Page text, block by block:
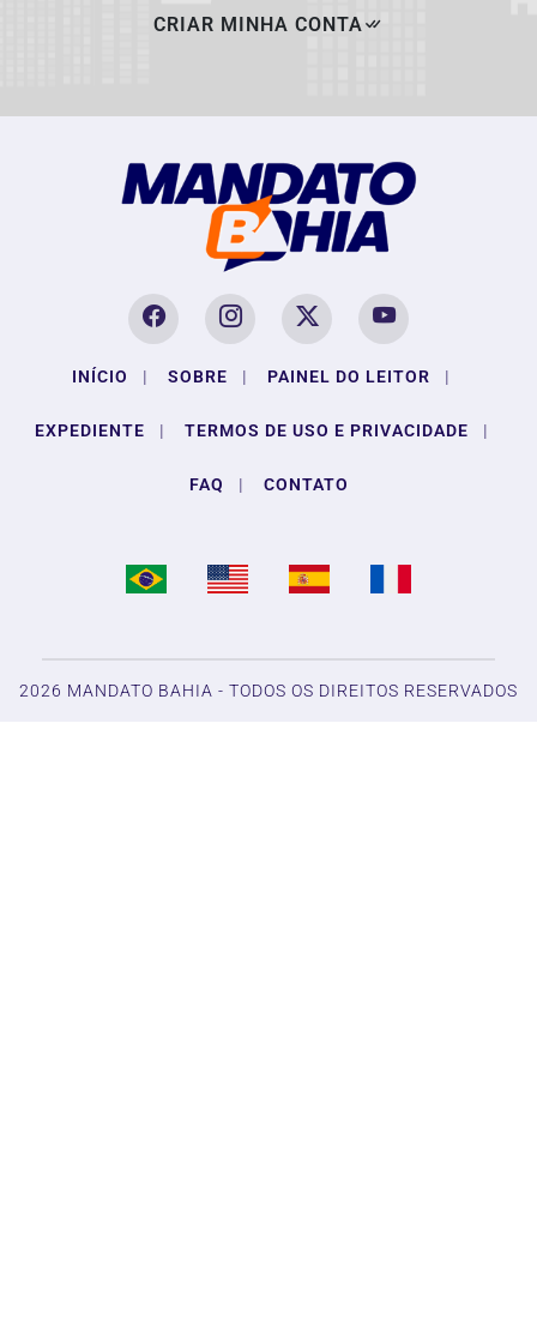
CRIAR MINHA CONTA
INÍCIO | SOBRE | PAINEL DO LEITOR |
EXPEDIENTE | TERMOS DE USO E PRIVACIDADE |
FAQ | CONTATO
2026 MANDATO BAHIA - TODOS OS DIREITOS RESERVADOS